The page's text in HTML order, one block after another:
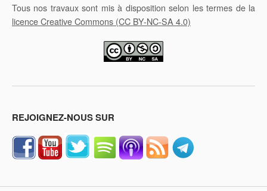
Tous nos travaux sont mis à disposition selon les termes de la
licence Creative Commons (CC BY-NC-SA 4.0)
REJOIGNEZ-NOUS SUR